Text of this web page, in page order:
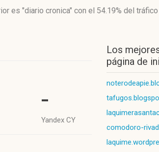
es "diario cronica" con el 54.19% del
-
Yandex CY
Los
página de
comodoro-